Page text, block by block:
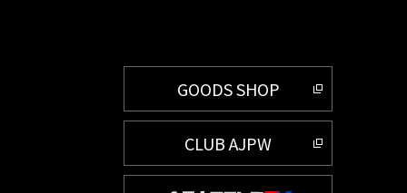
GOODS SHOP
CLUB AJPW